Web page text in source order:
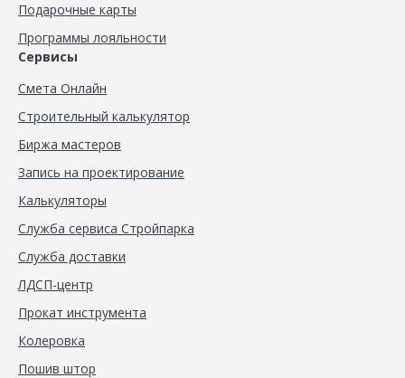
Подарочные карты
Программы лояльности
Сервисы
Смета Онлайн
Строительный калькулятор
Биржа мастеров
Запись на проектирование
Калькуляторы
Служба сервиса Стройпарка
Служба доставки
ЛДСП-центр
Прокат инструмента
Колеровка
Пошив штор